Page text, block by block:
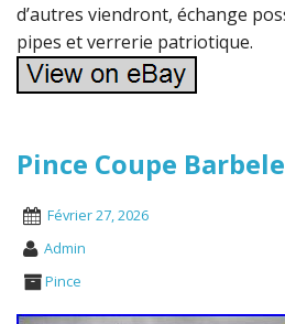
d’autres viendront, échange
pipes et verrerie patriotique.
Pince Coupe
Février 27, 2026
Admin
Pince